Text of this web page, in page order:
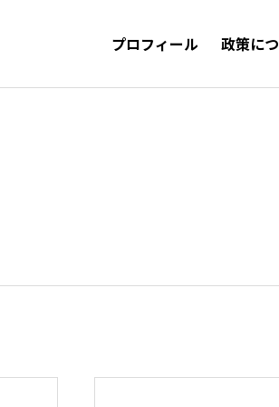
プロフィール 政策に